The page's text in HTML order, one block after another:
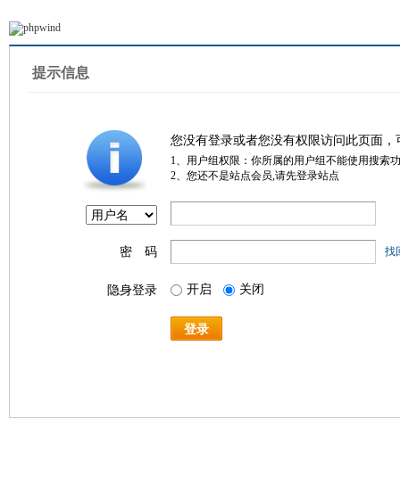
提示信息
您没有登录或者您没有权限访问此页面
1、用户组权限：你所属的用户组不能使用搜索
2、您还不是站点会员,请先登录站点
密 码 找
隐身登录 开启 关闭
登录